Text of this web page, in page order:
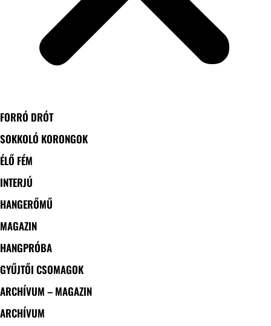
FORRÓ DRÓT
SOKKOLÓ KORONGOK
ÉLŐ FÉM
INTERJÚ
HANGERŐMŰ
MAGAZIN
HANGPRÓBA
GYŰJTŐI CSOMAGOK
ARCHÍVUM – MAGAZIN
ARCHÍVUM